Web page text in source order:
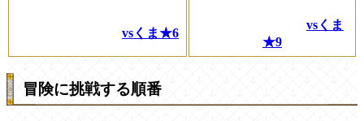
vsくま★6
vsくま
★9
冒険に挑戦する順番